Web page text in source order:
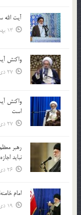
آیت الله
13 بهمن 96
واکنش
27 دی 96
واکنش
است
27 دی 96
رهبر
نباید
26 دی 96
امام
19 دی 96